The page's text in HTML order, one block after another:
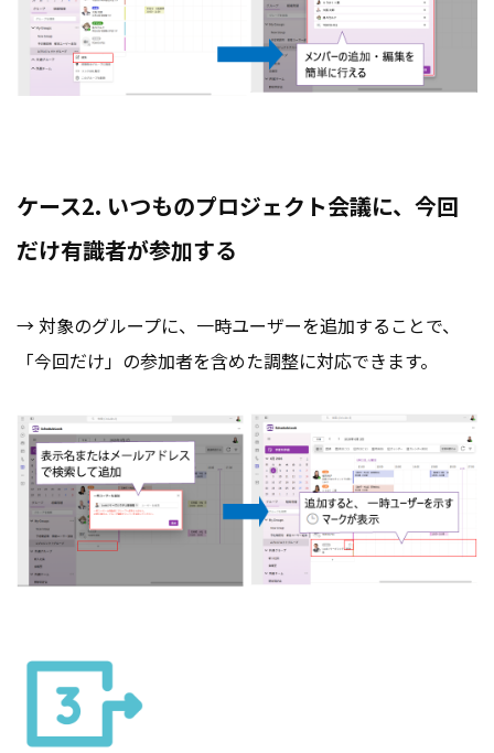
ケース2. いつものプロジェクト会議に、今回
だけ有識者が参加する
→ 対象のグループに、一時ユーザーを追加することで、
「今回だけ」の参加者を含めた調整に対応できます。